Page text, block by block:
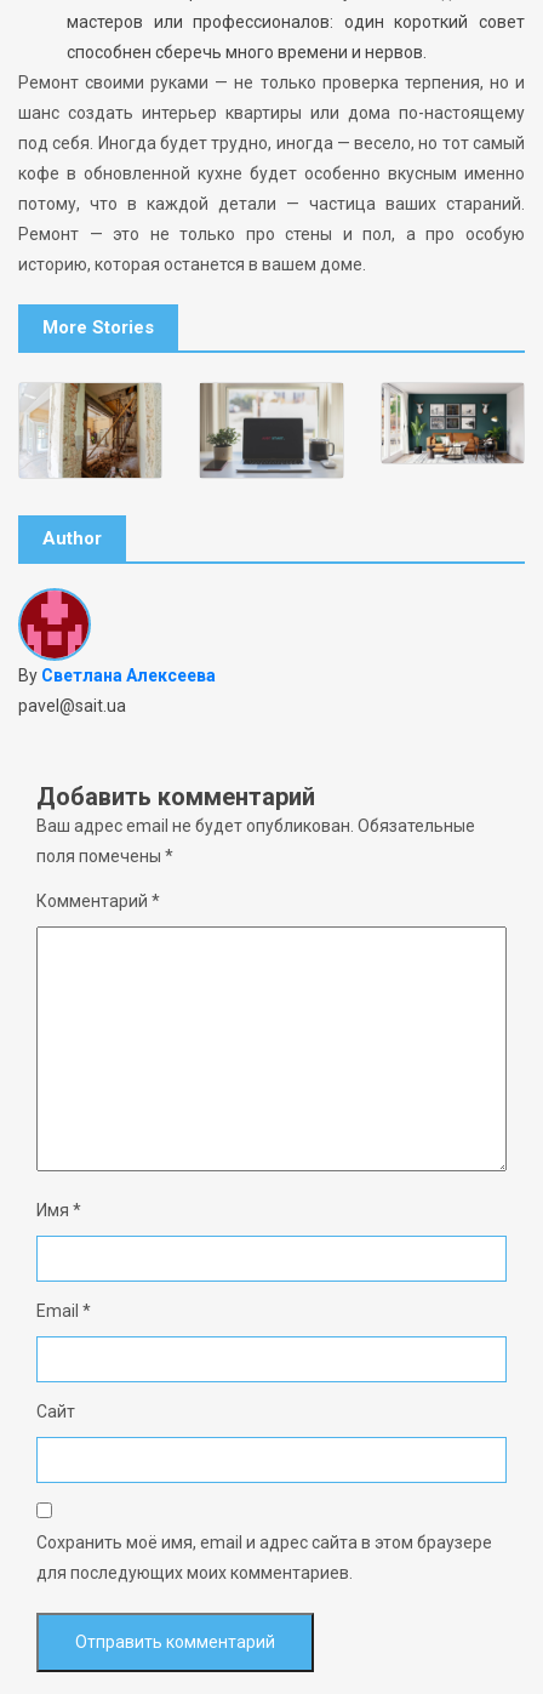
мастеров или профессионалов: один короткий совет
способнен сберечь много времени и нервов.
Ремонт своими руками — не только проверка терпения, но и
шанс создать интерьер квартиры или дома по-настоящему
под себя. Иногда будет трудно, иногда — весело, но тот самый
кофе в обновленной кухне будет особенно вкусным именно
потому, что в каждой детали — частица ваших стараний.
Ремонт — это не только про стены и пол, а про особую
историю, которая останется в вашем доме.
More Stories
Author
By Светлана Алексеева
pavel@sait.ua
Добавить комментарий
Ваш адрес email не будет опубликован. Обязательные
поля помечены *
Комментарий *
Имя *
Email *
Сайт
Сохранить моё имя, email и адрес сайта в этом браузере
для последующих моих комментариев.